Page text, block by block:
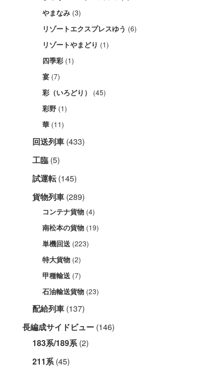
やまなみ (3)
リゾートエクスプレスゆう (6)
リゾートやまどり (1)
四季彩 (1)
宴 (7)
彩（いろどり） (45)
彩野 (1)
華 (11)
回送列車 (433)
工臨 (5)
試運転(145)
貨物列車 (289)
コンテナ貨物 (4)
南松本の貨物 (19)
単機回送 (223)
特大貨物 (2)
甲種輸送 (7)
石油輸送貨物 (23)
配給列車 (137)
長編成サイドビュー (146)
183系/189系(2)
211系(45)